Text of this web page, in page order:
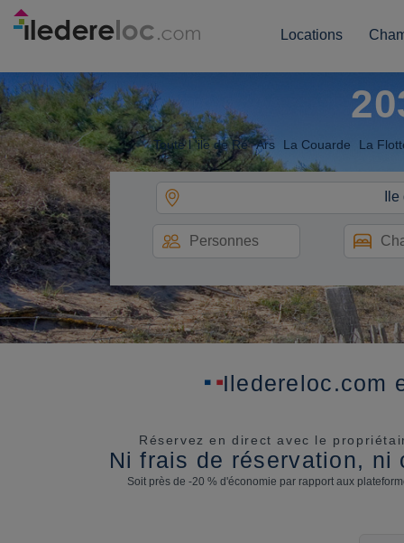
Locations
Toute l 'ile de Ré Ars La Couarde La
Iledereloc.com
Réservez en direct avec le
Ni frais de réservation, ni
Soit près de -20 % d'économie par rapport aux